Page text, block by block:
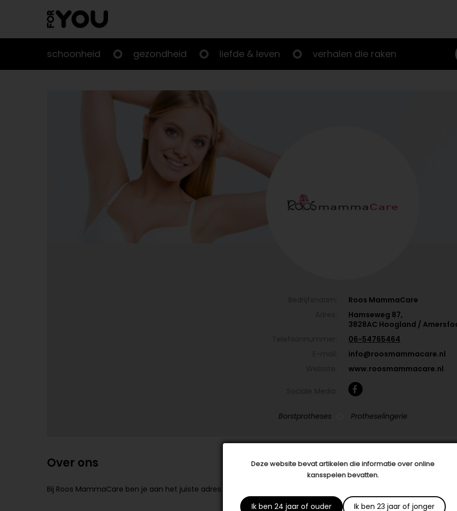
Deze website bevat artikelen die informatie over online
kansspelen bevatten.
Ik ben 24 jaar of ouder Ik ben 23 jaar of jonger
schoonheid gezondheid liefde & leven verhalen die raken
Roos MammaCare
Hamseweg 87,
3828AC Hoogland /
06-54765464
info@roosmammacare.nl
www.roosmammacare.nl
Borstprotheses Protheselingerie
Over ons
Bij Roos MammaCare ben je aan het juiste adres voor borstprotheses, deelprotheses, protheselingerie en